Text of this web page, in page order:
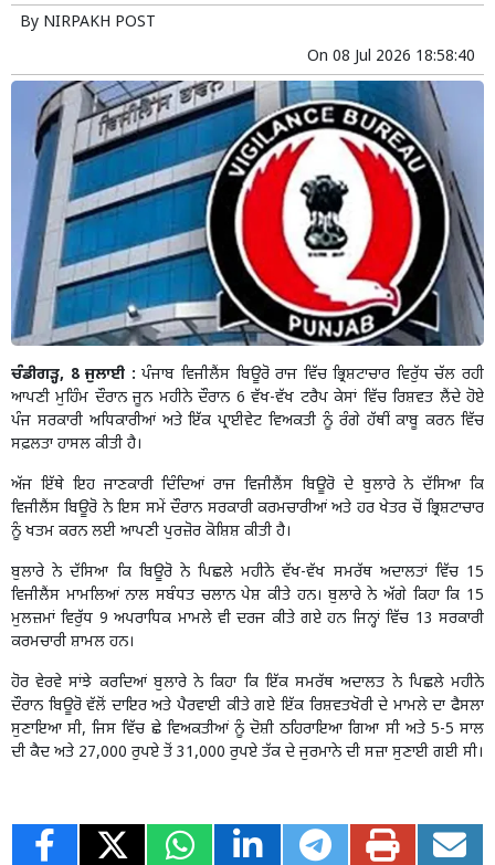
By NIRPAKH POST
On 08 Jul 2026 18:58:40
ਚੰਡੀਗੜ੍ਹ, 8 ਜੁਲਾਈ : ਪੰਜਾਬ ਵਿਜੀਲੈਂਸ ਬਿਊਰੋ ਰਾਜ ਵਿੱਚ ਭ੍ਰਿਸ਼ਟਾਚਾਰ ਵਿਰੁੱਧ ਚੱਲ ਰਹੀ
ਆਪਣੀ ਮੁਹਿੰਮ ਦੌਰਾਨ ਜੂਨ ਮਹੀਨੇ ਦੌਰਾਨ 6 ਵੱਖ-ਵੱਖ ਟਰੈਪ ਕੇਸਾਂ ਵਿੱਚ ਰਿਸ਼ਵਤ ਲੈਂਦੇ ਹੋਏ
ਪੰਜ ਸਰਕਾਰੀ ਅਧਿਕਾਰੀਆਂ ਅਤੇ ਇੱਕ ਪ੍ਰਾਈਵੇਟ ਵਿਅਕਤੀ ਨੂੰ ਰੰਗੇ ਹੱਥੀਂ ਕਾਬੂ ਕਰਨ ਵਿੱਚ
ਸਫ਼ਲਤਾ ਹਾਸਲ ਕੀਤੀ ਹੈ।
ਅੱਜ ਇੱਥੇ ਇਹ ਜਾਣਕਾਰੀ ਦਿੰਦਿਆਂ ਰਾਜ ਵਿਜੀਲੈਂਸ ਬਿਊਰੋ ਦੇ ਬੁਲਾਰੇ ਨੇ ਦੱਸਿਆ ਕਿ
ਵਿਜੀਲੈਂਸ ਬਿਊਰੋ ਨੇ ਇਸ ਸਮੇਂ ਦੌਰਾਨ ਸਰਕਾਰੀ ਕਰਮਚਾਰੀਆਂ ਅਤੇ ਹਰ ਖੇਤਰ ਚੋਂ ਭ੍ਰਿਸ਼ਟਾਚਾਰ
ਨੂੰ ਖਤਮ ਕਰਨ ਲਈ ਆਪਣੀ ਪੁਰਜ਼ੋਰ ਕੋਸ਼ਿਸ਼ ਕੀਤੀ ਹੈ।
ਬੁਲਾਰੇ ਨੇ ਦੱਸਿਆ ਕਿ ਬਿਊਰੋ ਨੇ ਪਿਛਲੇ ਮਹੀਨੇ ਵੱਖ-ਵੱਖ ਸਮਰੱਥ ਅਦਾਲਤਾਂ ਵਿੱਚ 15
ਵਿਜੀਲੈਂਸ ਮਾਮਲਿਆਂ ਨਾਲ ਸਬੰਧਤ ਚਲਾਨ ਪੇਸ਼ ਕੀਤੇ ਹਨ। ਬੁਲਾਰੇ ਨੇ ਅੱਗੇ ਕਿਹਾ ਕਿ 15
ਮੁਲਜ਼ਮਾਂ ਵਿਰੁੱਧ 9 ਅਪਰਾਧਿਕ ਮਾਮਲੇ ਵੀ ਦਰਜ ਕੀਤੇ ਗਏ ਹਨ ਜਿਨ੍ਹਾਂ ਵਿੱਚ 13 ਸਰਕਾਰੀ
ਕਰਮਚਾਰੀ ਸ਼ਾਮਲ ਹਨ।
ਹੋਰ ਵੇਰਵੇ ਸਾਂਝੇ ਕਰਦਿਆਂ ਬੁਲਾਰੇ ਨੇ ਕਿਹਾ ਕਿ ਇੱਕ ਸਮਰੱਥ ਅਦਾਲਤ ਨੇ ਪਿਛਲੇ ਮਹੀਨੇ
ਦੌਰਾਨ ਬਿਊਰੋ ਵੱਲੋਂ ਦਾਇਰ ਅਤੇ ਪੈਰਵਾਈ ਕੀਤੇ ਗਏ ਇੱਕ ਰਿਸ਼ਵਤਖੋਰੀ ਦੇ ਮਾਮਲੇ ਦਾ ਫੈਸਲਾ
ਸੁਣਾਇਆ ਸੀ, ਜਿਸ ਵਿੱਚ ਛੇ ਵਿਅਕਤੀਆਂ ਨੂੰ ਦੋਸ਼ੀ ਠਹਿਰਾਇਆ ਗਿਆ ਸੀ ਅਤੇ 5-5 ਸਾਲ
ਦੀ ਕੈਦ ਅਤੇ 27,000 ਰੁਪਏ ਤੋਂ 31,000 ਰੁਪਏ ਤੱਕ ਦੇ ਜੁਰਮਾਨੇ ਦੀ ਸਜ਼ਾ ਸੁਣਾਈ ਗਈ ਸੀ।